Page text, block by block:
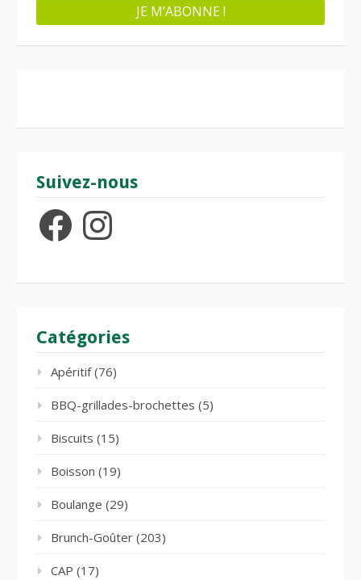
Suivez-nous
FacebookInstagram
Catégories
Apéritif(76)
BBQ-grillades-brochettes (5)
Biscuits (15)
Boisson (19)
Boulange (29)
Brunch-Goûter (203)
CAP (17)